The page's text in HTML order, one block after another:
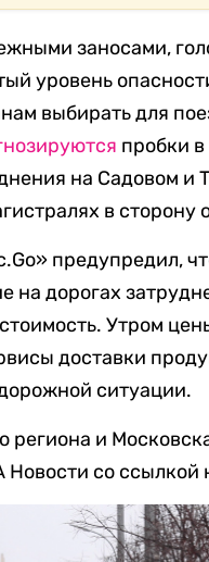
заносами,
уровень
выбирать для
пробки
на Садовом и
в сторону
предупредил,
дорогах
Утром
доставки
ситуации.
региона и
Новости со ссылкой